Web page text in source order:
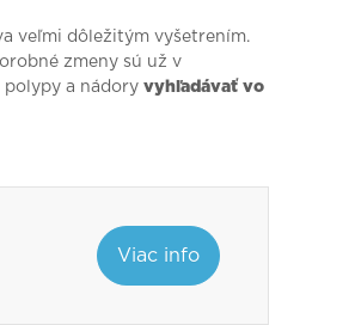
veľmi dôležitým vyšetrením.
zmeny sú už v
polypy a nádory vyhľadávať vo
Viac info